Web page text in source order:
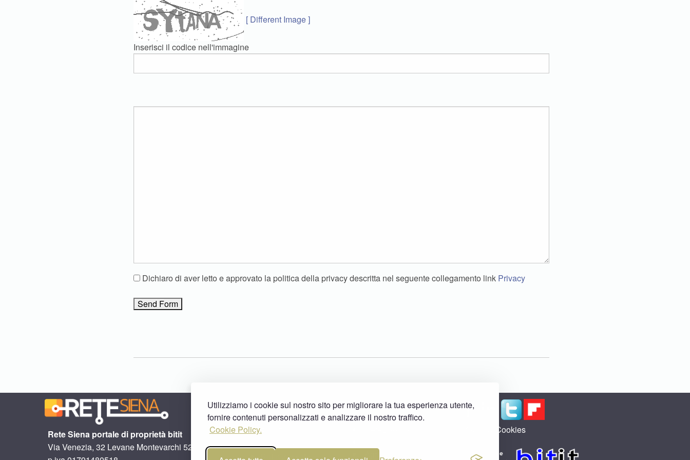
Utilizziamo i cookie sul nostro sito per migliorare la tua esperienza utente,
fornire contenuti personalizzati e analizzare il nostro traffico.
Cookie Policy.
[ Different Image ]
Inserisci il codice nell'immagine
Dichiaro di aver letto e approvato la politica della privacy descritta nel seguente collegamento link Privacy
Rete Siena portale di proprietà bitit
Via Venezia, 32 Levane Montevarchi 52025 (AR)
Network
ReteArezzo
ReteFirenze
RetePrato
ReteGrosseto
RetePisa
ReteLucca
Agriturismo e
Privacy & Cookies